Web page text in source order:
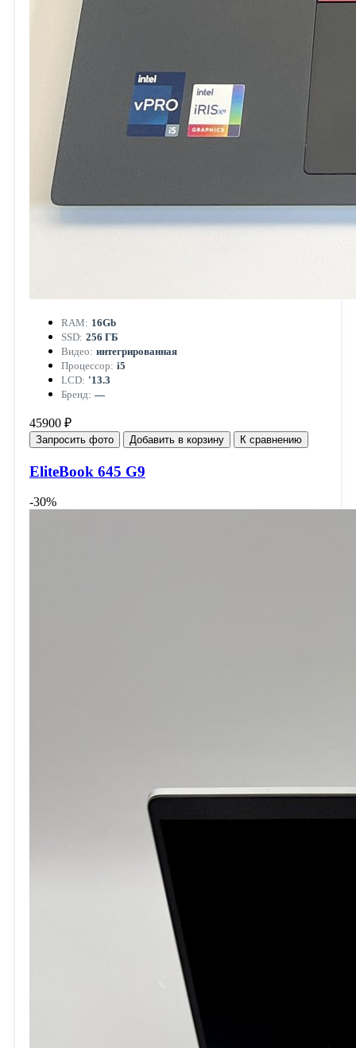
RAM: 16Gb
SSD: 256 ГБ
Видео: интегрированная
Процессор: i5
LCD: '13.3
Бренд: —
45900 ₽
Запросить фото Добавить в корзину К сравнению
EliteBook 645 G9
-30%